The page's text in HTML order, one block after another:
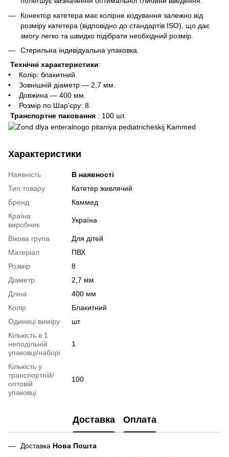
Конектор катетера має колірне кодування залежно від
розміру катетера (відповідно до стандартів ISO), що дає
змогу легко та швидко підібрати необхідний розмір.
Стерильна індивідуальна упаковка.
Технічні характеристики:
• Колір: блакитний.
• Зовнішній діаметр — 2,7 мм.
• Довжина — 400 мм.
• Розмір по Шар'єру: 8.
Транспортне паковання : 100 шт.
Характеристики
Наявність
В наявності
Тип товару
Катетер живлячий
Бренд
Каммед
Країна
виробник
Україна
Вікова група
Для дітей
Матеріал
ПВХ
Розмір
8
Діаметр
2,7 мм
Дліна
400 мм
Колір
Блакитний
Одиниці виміру
шт
Кількість в 1
неподільній
упаковці/наборі
1
Кількість у
транспортній/
оптовій
упаковці
100
Доставка Оплата
Доставка Нова Пошта